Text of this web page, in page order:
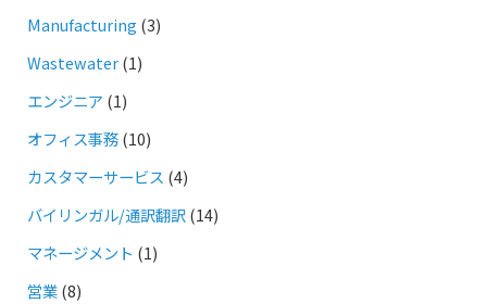
Manufacturing (3)
Wastewater(1)
エンジニア (1)
オフィス事務(10)
カスタマーサービス (4)
バイリンガル/通訳翻訳(14)
マネージメント (1)
営業(8)